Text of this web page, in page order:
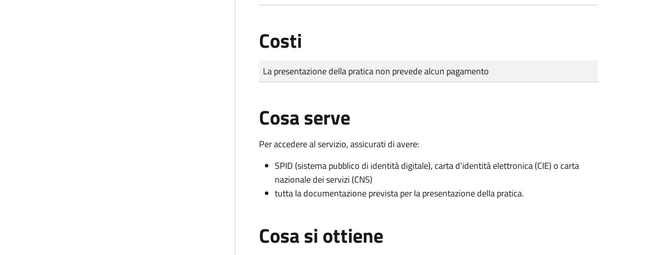
Costi
Tipo di pagamento
Importo
La presentazione della pratica non prevede alcun pagamento
Cosa serve
Per accedere al servizio, assicurati di avere:
SPID (sistema pubblico di identità digitale), carta d’identità elettronica (CIE) o carta
nazionale dei servizi (CNS)
tutta la documentazione prevista per la presentazione della pratica.
Cosa si ottiene